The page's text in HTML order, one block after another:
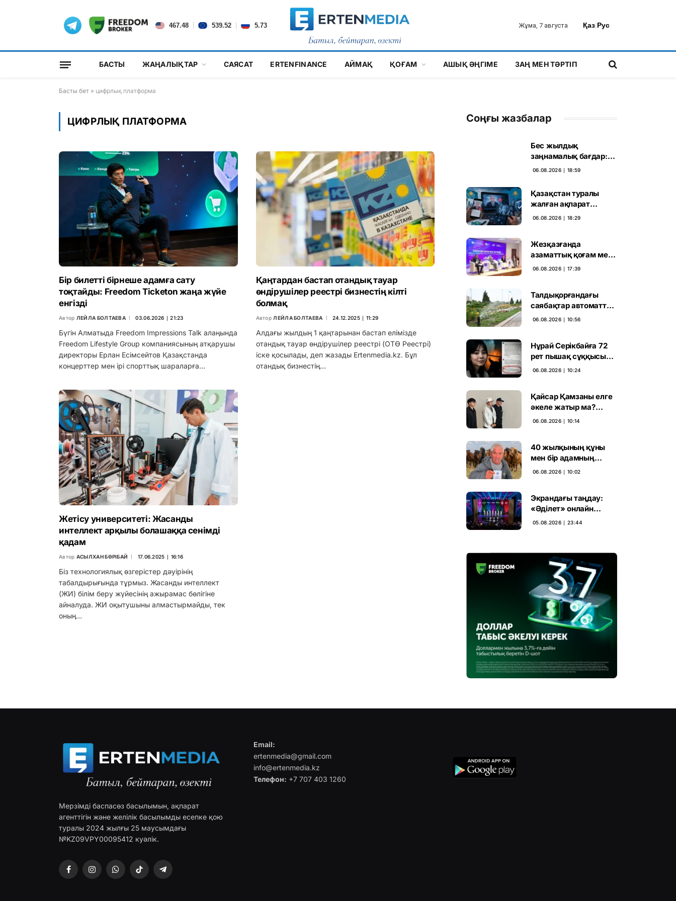
467.48 539.52 5.73 Жұма, 7 августа Қаз|Рус
БАСТЫ ЖАҢАЛЫҚТАР САЯСАТ ERTENFINANCE АЙМАҚ ҚОҒАМ АШЫҚ ӘҢГІМЕ ЗАҢ МЕН ТӘРТІП
Басты бет » цифрлық платформа
ЦИФРЛЫҚ ПЛАТФОРМА
Бір билетті бірнеше адамға сату
тоқтайды: Freedom Ticketon жаңа жүйе
енгізді
Автор ЛЕЙЛА БОЛТАЕВА 03.06.2026 ∣ 21:23
Бүгін Алматыда Freedom Impressions Talk алаңында
Freedom Lifestyle Group компаниясының атқарушы
директоры Ерлан Есімсейтов Қазақстанда
концерттер мен ірі спорттық шараларға…
Қаңтардан бастап отандық тауар
өндірушілер реестрі бизнестің кілті
болмақ
Автор ЛЕЙЛА БОЛТАЕВА 24.12.2025 ∣ 11:29
Алдағы жылдың 1 қаңтарынан бастап елімізде
отандық тауар өндірушілер реестрі (ОТӨ Реестрі)
іске қосылады, деп жазады Ertenmedia.kz. Бұл
отандық бизнестің…
Жетісу университеті: Жасанды
интеллект арқылы болашаққа сенімді
қадам
Автор АСЫЛХАН БӨРІБАЙ 17.06.2025 ∣ 16:16
Біз технологиялық өзгерістер дәуірінің
табалдырығында тұрмыз. Жасанды интеллект
(ЖИ) білім беру жүйесінің ажырамас бөлігіне
айналуда. ЖИ оқытушыны алмастырмайды, тек
оның…
Соңғы жазбалар
Бес жылдық
заңнамалық бағдар:
Мелконян Құрылтай
06.08.2026 ∣ 18:59
Қазақстан туралы
жалған ақпарат
таратқан дипфейктер
06.08.2026 ∣ 18:29
Жезқазғанда
азаматтық қоғам мен
партиялардың
06.08.2026 ∣ 17:39
Талдықорғандағы
саябақтар автоматты
жүйемен суарылады
06.08.2026 ∣ 10:56
Нұрай Серікбайға 72
рет пышақ сұққысы
келгенін жазған адам
06.08.2026 ∣ 10:24
Қайсар Қамзаны елге
әкеле жатыр ма?
Атышулы Блогер
06.08.2026 ∣ 10:14
40 жылқының құны
мен бір адамның
тағдыры: апелляция 7
06.08.2026 ∣ 10:02
Экрандағы таңдау:
«Әділет» онлайн
дауыс беруде алға
05.08.2026 ∣ 23:44
Мерзімді баспасөз басылымын, ақпарат
агенттігін және желілік басылымды есепке қою
туралы 2024 жылғы 25 маусымдағы
№KZ09VPY00095412 куәлік.
FacebookInstagramWhatsAppTikTok Telegram
Email:
ertenmedia@gmail.com
info@ertenmedia.kz
Телефон: +7 707 403 1260